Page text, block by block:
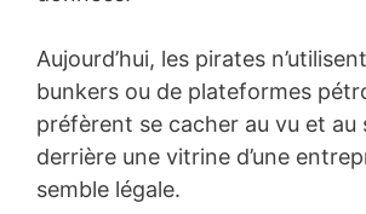
Aujourd’hui, les pirates
bunkers ou de plateformes
préfèrent se cacher au vu et au
derrière une vitrine d’une
semble légale.